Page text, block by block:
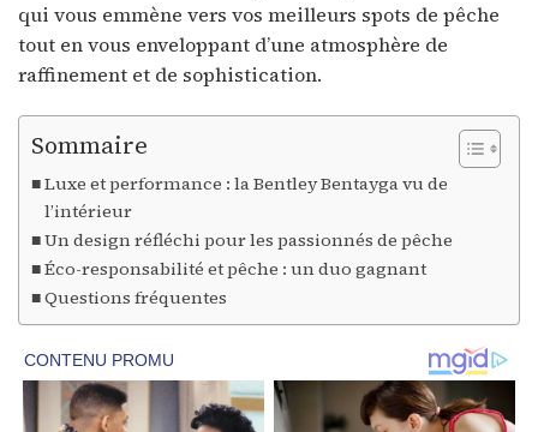
qui vous emmène vers vos meilleurs spots de pêche
tout en vous enveloppant d’une atmosphère de
raffinement et de sophistication.
Sommaire
Luxe et performance : la Bentley Bentayga vu de
l’intérieur
Un design réfléchi pour les passionnés de pêche
Éco-responsabilité et pêche : un duo gagnant
Questions fréquentes